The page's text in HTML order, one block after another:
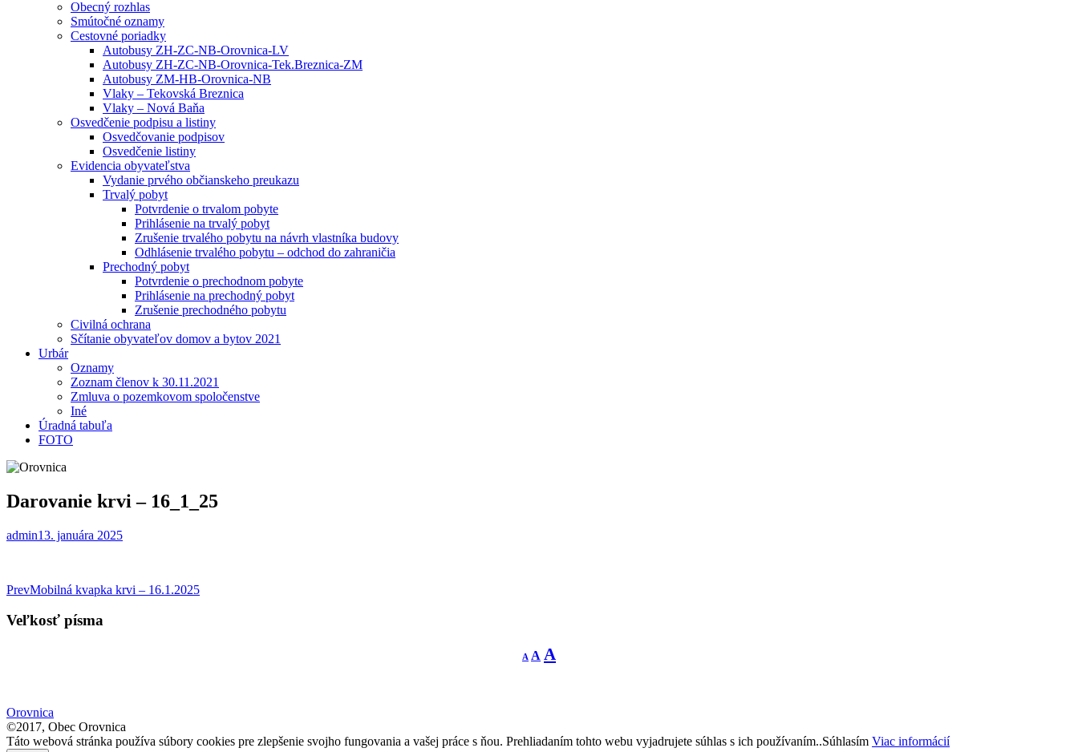
Obecný rozhlas
Smútočné oznamy
Cestovné poriadky
Autobusy ZH-ZC-NB-Orovnica-LV
Autobusy ZH-ZC-NB-Orovnica-Tek.Breznica-ZM
Autobusy ZM-HB-Orovnica-NB
Vlaky – Tekovská Breznica
Vlaky – Nová Baňa
Osvedčenie podpisu a listiny
Osvedčovanie podpisov
Osvedčenie listiny
Evidencia obyvateľstva
Vydanie prvého občianskeho preukazu
Trvalý pobyt
Potvrdenie o trvalom pobyte
Prihlásenie na trvalý pobyt
Zrušenie trvalého pobytu na návrh vlastníka budovy
Odhlásenie trvalého pobytu – odchod do zahraničia
Prechodný pobyt
Potvrdenie o prechodnom pobyte
Prihlásenie na prechodný pobyt
Zrušenie prechodného pobytu
Civilná ochrana
Sčítanie obyvateľov domov a bytov 2021
Urbár
Oznamy
Zoznam členov k 30.11.2021
Zmluva o pozemkovom spoločenstve
Iné
Úradná tabuľa
FOTO
Darovanie krvi – 16_1_25
admin13. januára 2025
Post
navigation
PrevMobilná kvapka krvi – 16.1.2025
Veľkosť písma
A
Decrease
font
A Reset
font
A
Orovnica
©2017, Obec Orovnica
Táto webová stránka používa súbory cookies pre zlepšenie svojho fungovania a vašej práce s ňou. Prehliadaním tohto webu vyjadrujete súhlas s ich používaním..Súhlasím Viac informácií